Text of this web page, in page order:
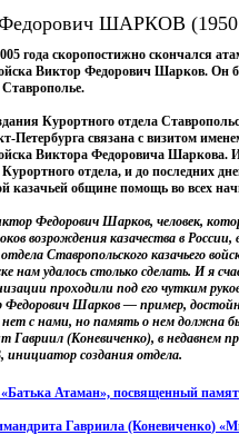
ШАРКОВ (1950
года скоропостижно скончался
Виктор Федорович Шарков. Он
Курортного отдела
Петербурга связана с визитом
Виктора Федоровича Шаркова.
Курортного отдела, и до последних
казачьей общине помощь во всех
Федорович Шарков, человек,
возрождения казачества в России,
Ставропольского казачьего
нам удалось столько сделать. И я
проходили под его чутким
Шарков — пример,
нет с нами, но память о нем должна
Гавриил (Коневиченко), в недавнем
инициатор создания отдела.
«Батька Атаман», посвященный
Гавриила (Коневиченко)